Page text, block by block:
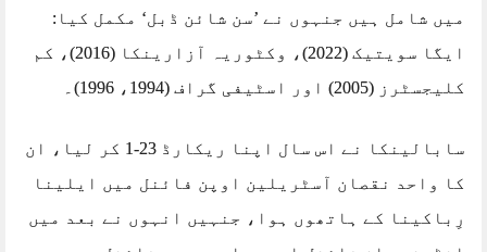
میں شامل ہیں جنہوں نے ’سن شائن ڈبل‘ مکمل کیا:
ایگا سویتیک (2022)، وکٹوریہ آزارینکا (2016)، کم
کلیجسٹرز (2005) اور اسٹیفی گراف (1994، 1996)۔
سابالینکا نے اس سال اپنا ریکارڈ 23-1 کر لیا، ان
کا واحد نقصان آسٹریلین اوپن فائنل میں ایلینا
رِباکینا کے ہاتھوں ہوا، جنہیں انہوں نے بعد میں